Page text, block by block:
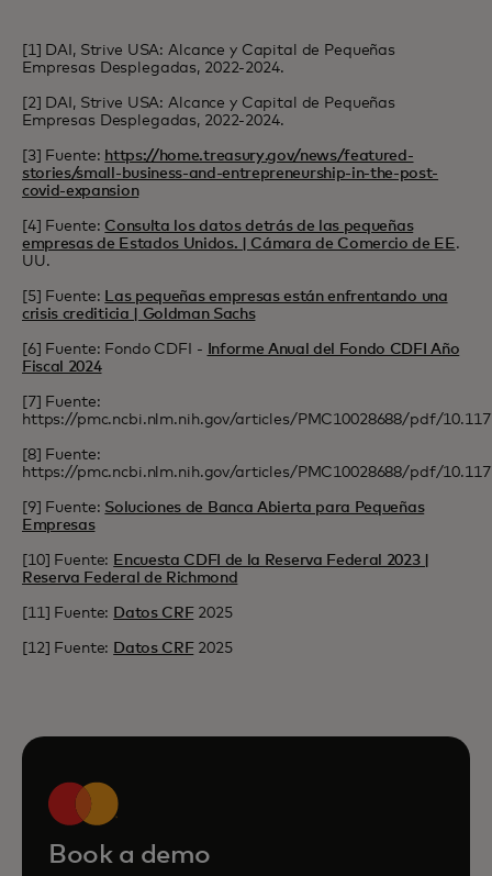
[1] DAI, Strive USA: Alcance y Capital de Pequeñas
Empresas Desplegadas, 2022-2024.
[2] DAI, Strive USA: Alcance y Capital de Pequeñas
Empresas Desplegadas, 2022-2024.
[3] Fuente: https://home.treasury.gov/news/featured-
stories/small-business-and-entrepreneurship-in-the-post-
covid-expansion
[4] Fuente: Consulta los datos detrás de las pequeñas
empresas de Estados Unidos. | Cámara de Comercio de EE.
UU.
[5] Fuente: Las pequeñas empresas están enfrentando una
crisis crediticia | Goldman Sachs
[6] Fuente: Fondo CDFI -
Informe Anual del Fondo CDFI Año
Fiscal 2024
[7] Fuente:
https://pmc.ncbi.nlm.nih.gov/articles/PMC10028688/pdf/
[8] Fuente:
https://pmc.ncbi.nlm.nih.gov/articles/PMC10028688/pdf/
[9] Fuente: Soluciones de Banca Abierta para Pequeñas
Empresas
[10] Fuente: Encuesta CDFI de la Reserva Federal 2023 |
Reserva Federal de Richmond
[11] Fuente: Datos CRF2025
[12] Fuente: Datos CRF2025
Book a demo